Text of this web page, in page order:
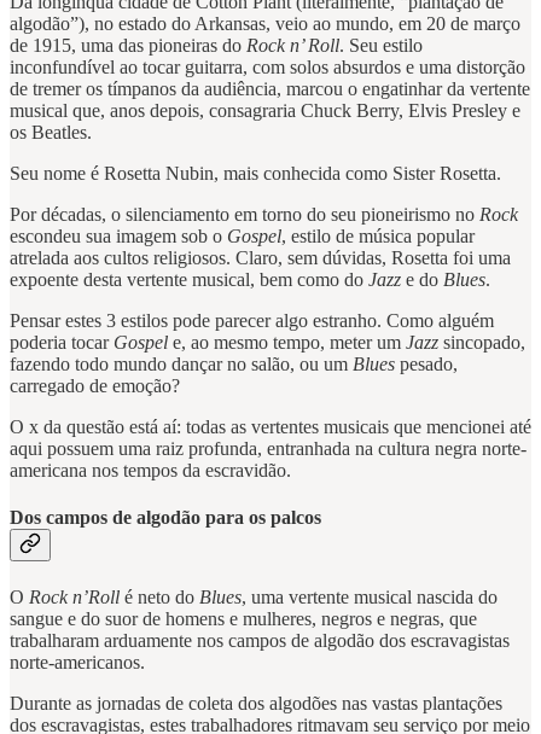
algodão”), no estado do Arkansas, veio ao mundo, em 20 de março
de 1915, uma das pioneiras do Rock n’ Roll. Seu estilo
inconfundível ao tocar guitarra, com solos absurdos e uma distorção
de tremer os tímpanos da audiência, marcou o engatinhar da vertente
musical que, anos depois, consagraria Chuck Berry, Elvis Presley e
os Beatles.
Seu nome é Rosetta Nubin, mais conhecida como Sister Rosetta.
Por décadas, o silenciamento em torno do seu pioneirismo no Rock
escondeu sua imagem sob o Gospel, estilo de música popular
atrelada aos cultos religiosos. Claro, sem dúvidas, Rosetta foi uma
expoente desta vertente musical, bem como do Jazz e do Blues.
Pensar estes 3 estilos pode parecer algo estranho. Como alguém
poderia tocar Gospel e, ao mesmo tempo, meter um Jazz sincopado,
fazendo todo mundo dançar no salão, ou um Blues pesado,
carregado de emoção?
O x da questão está aí: todas as vertentes musicais que mencionei até
aqui possuem uma raiz profunda, entranhada na cultura negra norte-
americana nos tempos da escravidão.
Dos campos de algodão para os palcos
O Rock n’Roll é neto do Blues, uma vertente musical nascida do
sangue e do suor de homens e mulheres, negros e negras, que
trabalharam arduamente nos campos de algodão dos escravagistas
norte-americanos.
Durante as jornadas de coleta dos algodões nas vastas plantações
dos escravagistas, estes trabalhadores ritmavam seu serviço por meio